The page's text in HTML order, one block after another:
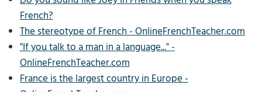
French?
The stereotype of French - OnlineFrenchTeacher.com
"If you talk to a man in a language..." -
OnlineFrenchTeacher.com
France is the largest country in Europe -